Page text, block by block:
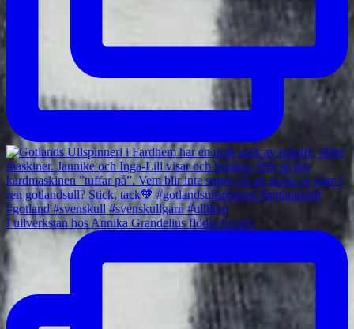
I ullverkstan hos Annika Grandelius flödar kreativ